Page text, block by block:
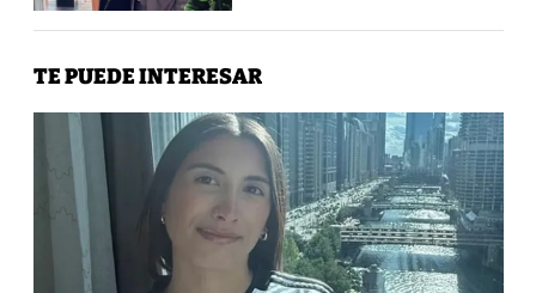
TE PUEDE INTERESAR